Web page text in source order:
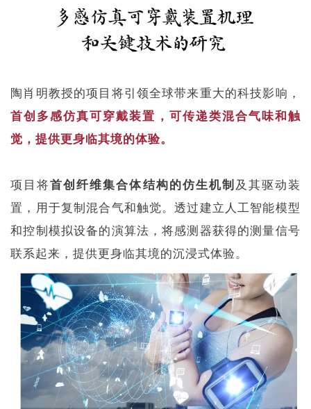
陶肖明教授的项目将引领全球带来重大的科技影响，
首创多感仿真可穿戴装置，可传递类混合气味和触
觉，提供更身临其境的体验。
项目将首创纤维集合体结构的仿生机制 及其驱动装
置，用于复制混合气和触觉。透过建立人工智能模型
和控制模拟设备的演算法，将感测器获得的测量信号
联系起来，提供更身临其境的沉浸式体验。